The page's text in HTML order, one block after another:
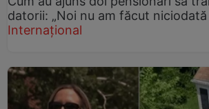
datorii: „Noi nu am făcut niciodată
Internațional